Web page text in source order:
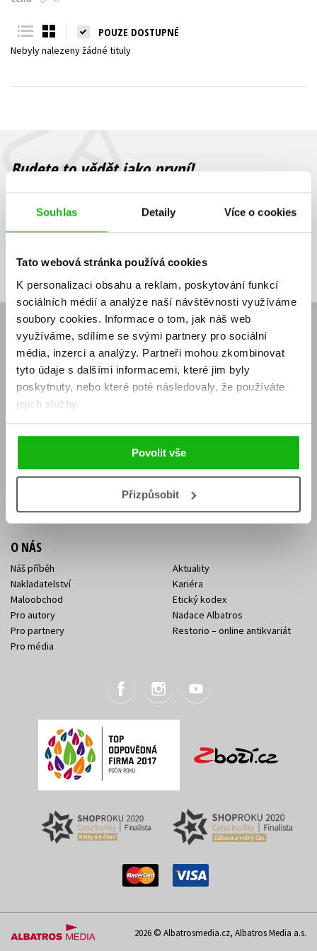
Souhlas Detaily Více o cookies
Tato webová stránka používá cookies
K personalizaci obsahu a reklam, poskytování funkcí
sociálních médií a analýze naší návštěvnosti využíváme
soubory cookies. Informace o tom, jak náš web
využíváme, sdílíme se svými partnery pro sociální
média, inzerci a analýzy. Partneři mohou zkombinovat
tyto údaje s dalšími informacemi, které jim byly
poskytnuty, nebo které poté následovaly, že používáte
jejich služby.
Povolit vše
Přizpůsobit
Young adult (SK)
Všechny tituly
POUZE DOSTUPNÉ
Nebyly nalezeny žádné tituly
Budete to vědět jako první!
Zajímá Vás, jaký knižní hit právě vychází, na jaké zboží je výhodná
sleva, jaká běží soutěž o ceny? Přihlášením k odběru našich e-
souhlasíte se zpracováním osobních údajů
mailová
adresa
mailová
adresa
Vaše e-mailová adresa Přihlásit se
E-SHOP
Aktuality
Naši autoři
Obchodní podmínky
Jak nakoupit
Knižní novinky
Dárkové poukazy
Affiliate program
KONTAKTY
Sídlo společnosti
Kontakty Albatros Media
O NÁS
Náš příběh
Nakladatelství
Maloobchod
Pro autory
Pro partnery
Pro média
Aktuality
Kariéra
Etický kodex
Nadace Albatros
Restorio – online antikvariát
2026 © Albatrosmedia.cz, Albatros Media a.s.